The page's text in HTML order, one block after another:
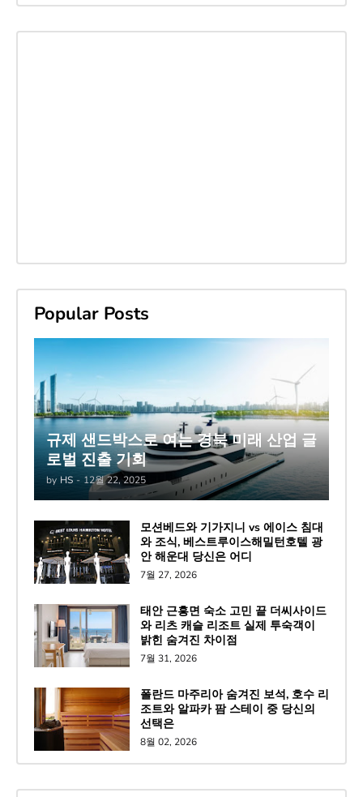
Popular Posts
규제 샌드박스로 여는 경북 미래 산업 글
로벌 진출 기회
by HS - 12월 22, 2025
모션베드와 기가지니 vs 에이스 침대
와 조식, 베스트루이스해밀턴호텔 광
안 해운대 당신은 어디
7월 27, 2026
태안 근흥면 숙소 고민 끝 더씨사이드
와 리츠 캐슬 리조트 실제 투숙객이
밝힌 숨겨진 차이점
7월 31, 2026
폴란드 마주리아 숨겨진 보석, 호수 리
조트와 알파카 팜 스테이 중 당신의
선택은
8월 02, 2026